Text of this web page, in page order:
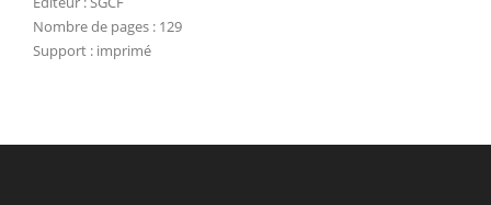
Nombre de pages : 129
Support : imprimé